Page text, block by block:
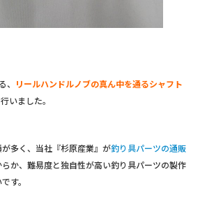
、 リールハンドルノブの真ん中を通るシャフト
いました。
多く、当社『杉原産業』が釣り具パーツの通販
か、難易度と独自性が高い釣り具パーツの製作
す。